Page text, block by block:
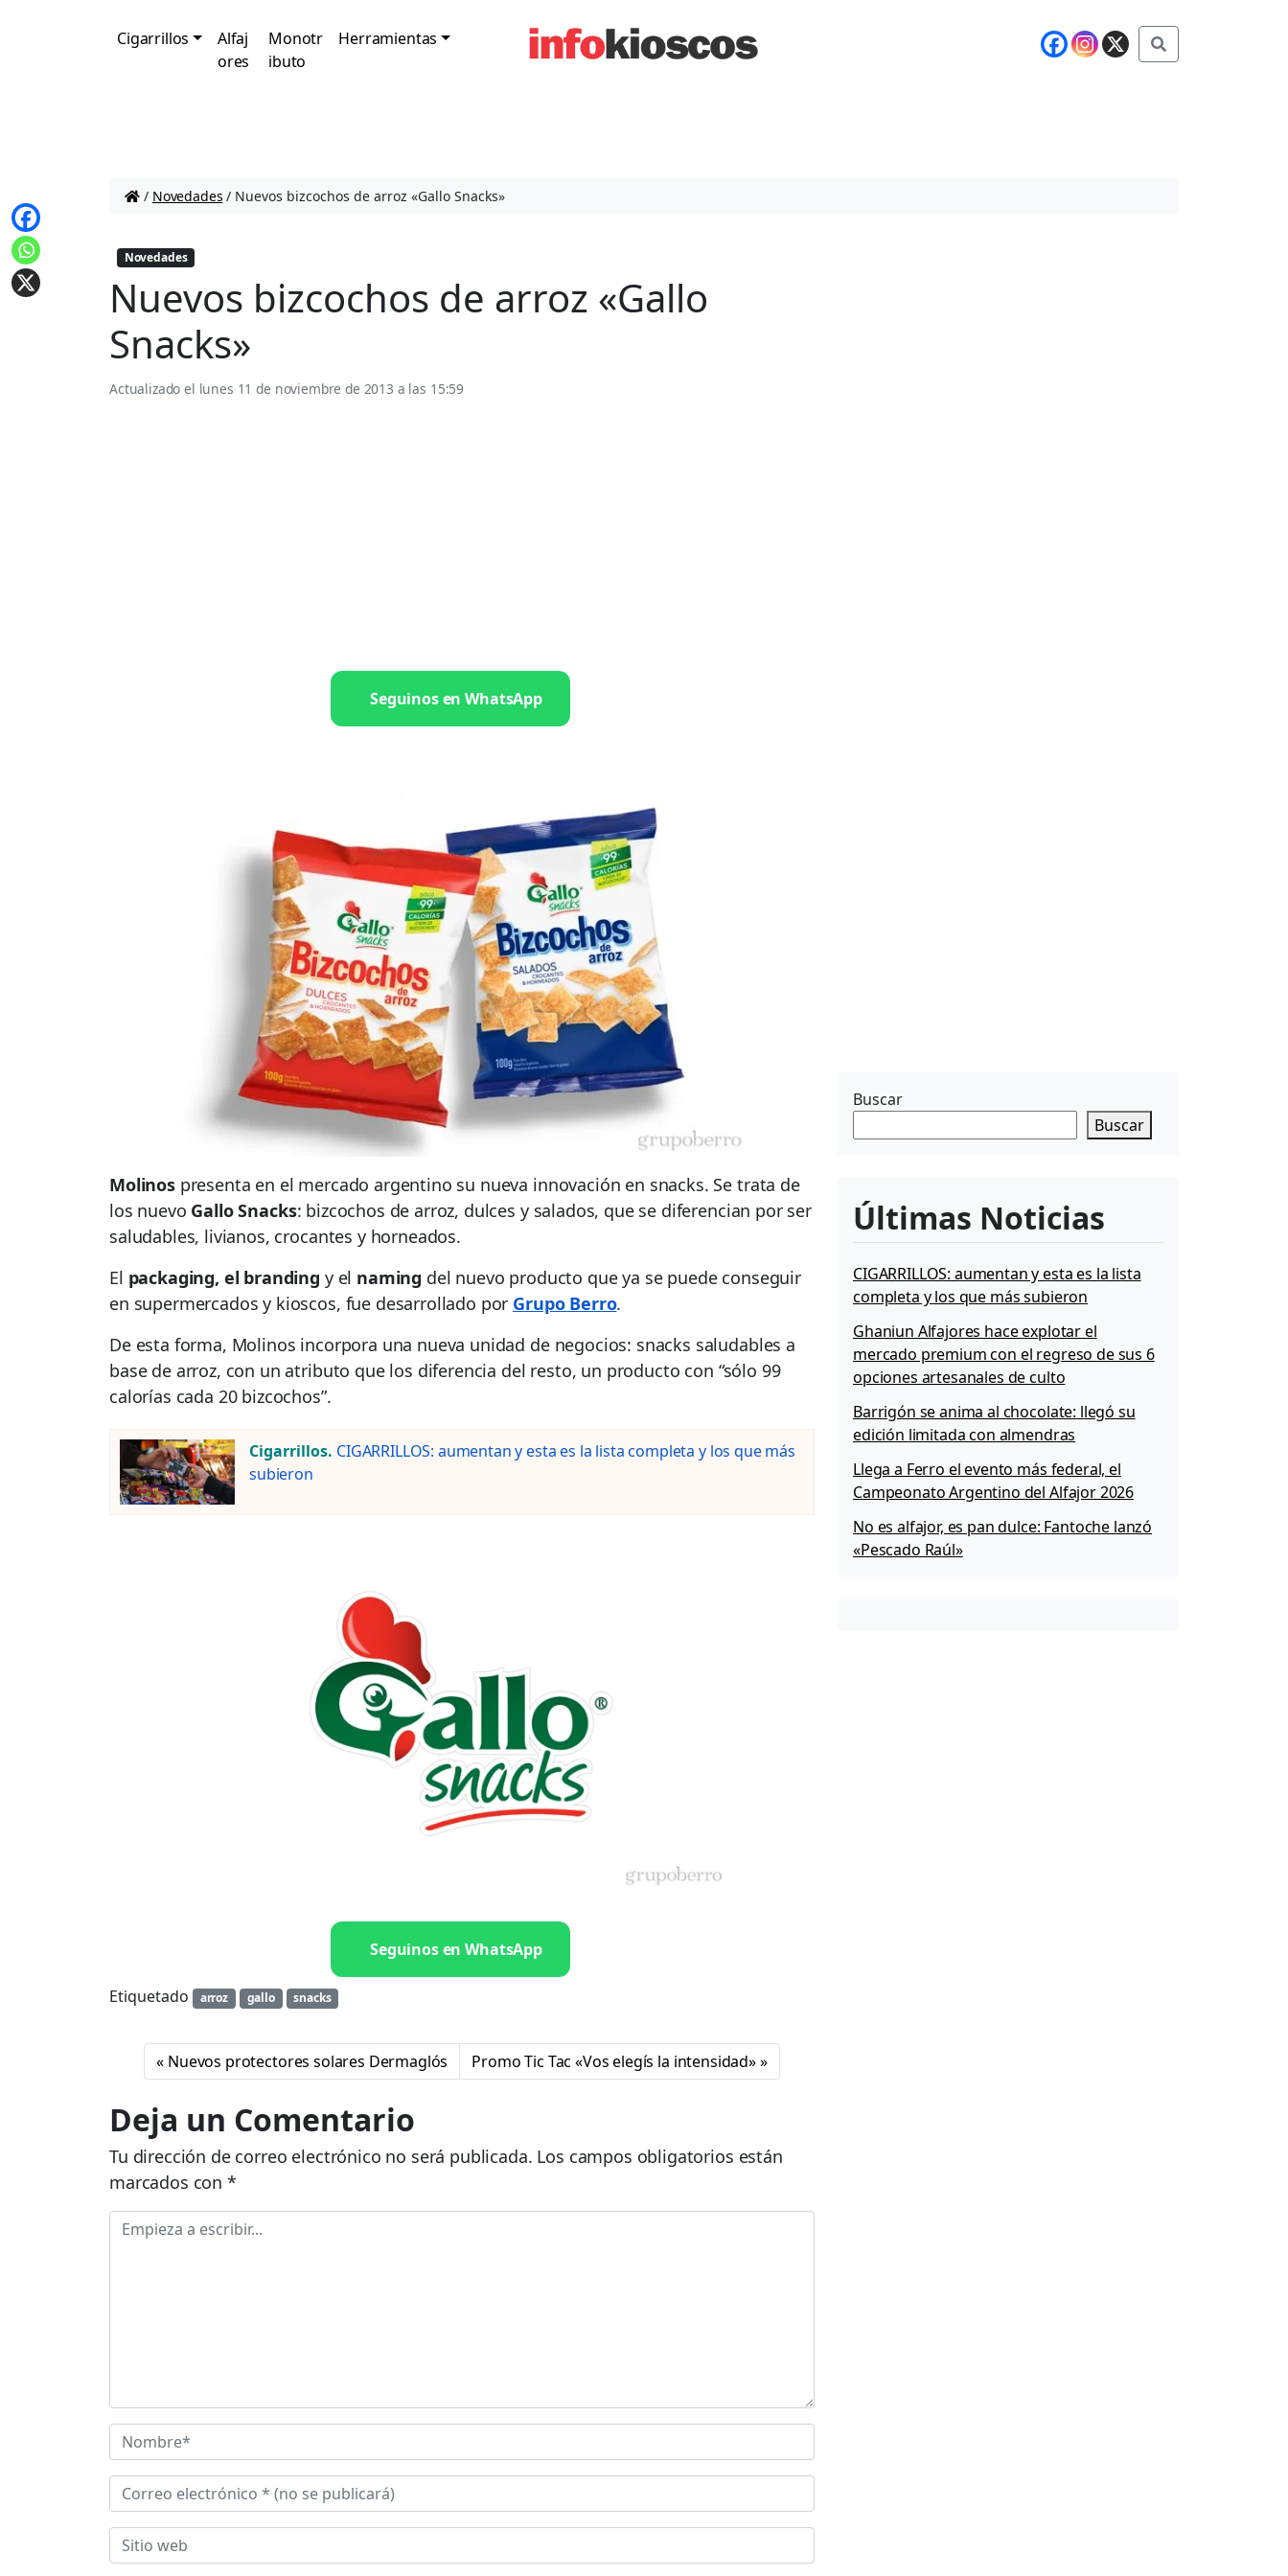
Cigarrillos
Alfaj
ores
Monotr
ibuto
Herramientas
/ Novedades / Nuevos bizcochos de arroz «Gallo Snacks»
Novedades
Nuevos bizcochos de arroz «Gallo
Snacks»
Actualizado el lunes 11 de noviembre de 2013 a las 15:59
Seguinos en WhatsApp
Molinospresenta en el mercado argentino su nueva innovación en snacks. Se trata de
los nuevo Gallo Snacks: bizcochos de arroz, dulces y salados, que se diferencian por ser
saludables, livianos, crocantes y horneados.
El packaging, el branding y el naming del nuevo producto que ya se puede conseguir
en supermercados y kioscos, fue desarrollado por Grupo Berro.
De esta forma, Molinos incorpora una nueva unidad de negocios: snacks saludables a
base de arroz, con un atributo que los diferencia del resto, un producto con “sólo 99
calorías cada 20 bizcochos”.
Cigarrillos. CIGARRILLOS: aumentan y esta es la lista completa y los que más
subieron
Seguinos en WhatsApp
Etiquetado arroz gallo snacks
Nuevos protectores solares Dermaglós Promo Tic Tac «Vos elegís la intensidad»
Deja un Comentario
Tu dirección de correo electrónico no será publicada. Los campos obligatorios están
marcados con *
Buscar
Buscar
Últimas Noticias
CIGARRILLOS: aumentan y esta es la lista
completa y los que más subieron
Ghaniun Alfajores hace explotar el
mercado premium con el regreso de sus 6
opciones artesanales de culto
Barrigón se anima al chocolate: llegó su
edición limitada con almendras
Llega a Ferro el evento más federal, el
Campeonato Argentino del Alfajor 2026
No es alfajor, es pan dulce: Fantoche lanzó
«Pescado Raúl»